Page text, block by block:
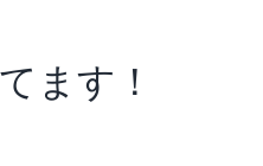
ます！